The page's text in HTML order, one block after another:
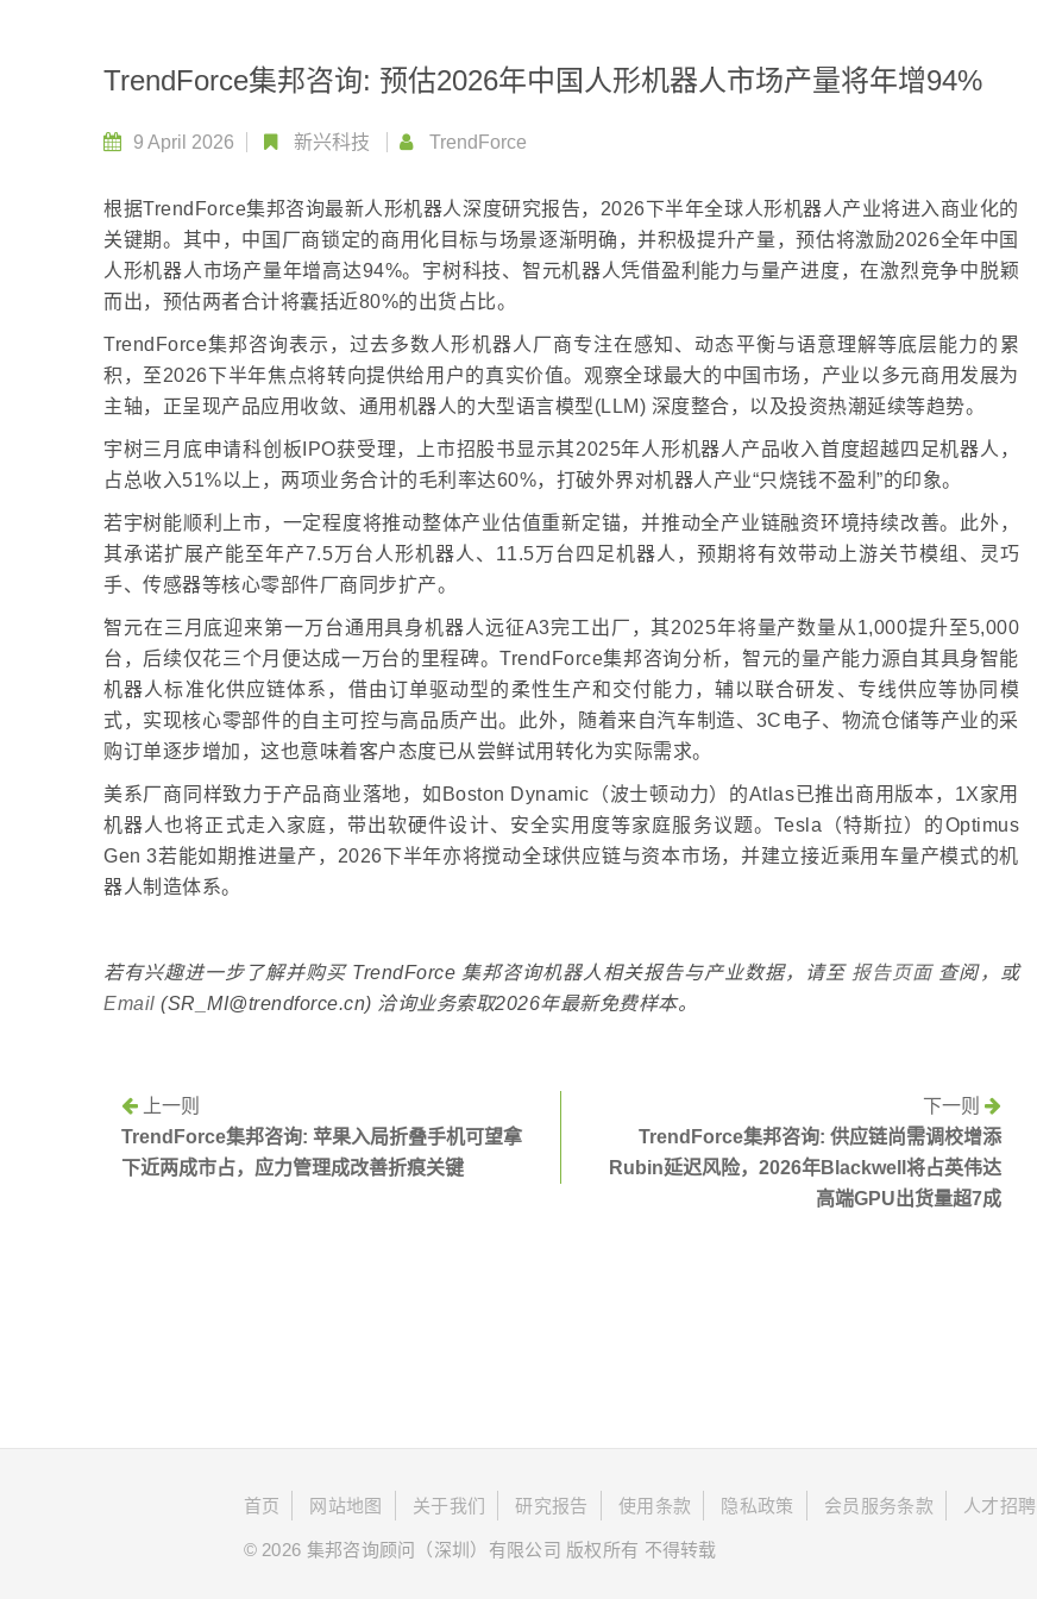
TrendForce集邦咨询: 预估2026年中国人形机器人市场产量将年增94%
9 April 2026 新兴科技 TrendForce
根据TrendForce集邦咨询最新人形机器人深度研究报告，2026下半年全球人形机器人产业将进入商业化的
关键期。其中，中国厂商锁定的商用化目标与场景逐渐明确，并积极提升产量，预估将激励2026全年中国
人形机器人市场产量年增高达94%。宇树科技、智元机器人凭借盈利能力与量产进度，在激烈竞争中脱颖
而出，预估两者合计将囊括近80%的出货占比。
TrendForce集邦咨询表示，过去多数人形机器人厂商专注在感知、动态平衡与语意理解等底层能力的累
积，至2026下半年焦点将转向提供给用户的真实价值。观察全球最大的中国市场，产业以多元商用发展为
主轴，正呈现产品应用收敛、通用机器人的大型语言模型(LLM) 深度整合，以及投资热潮延续等趋势。
宇树三月底申请科创板IPO获受理，上市招股书显示其2025年人形机器人产品收入首度超越四足机器人，
占总收入51%以上，两项业务合计的毛利率达60%，打破外界对机器人产业“只烧钱不盈利”的印象。
若宇树能顺利上市，一定程度将推动整体产业估值重新定锚，并推动全产业链融资环境持续改善。此外，
其承诺扩展产能至年产7.5万台人形机器人、11.5万台四足机器人，预期将有效带动上游关节模组、灵巧
手、传感器等核心零部件厂商同步扩产。
智元在三月底迎来第一万台通用具身机器人远征A3完工出厂，其2025年将量产数量从1,000提升至5,000
台，后续仅花三个月便达成一万台的里程碑。TrendForce集邦咨询分析，智元的量产能力源自其具身智能
机器人标准化供应链体系，借由订单驱动型的柔性生产和交付能力，辅以联合研发、专线供应等协同模
式，实现核心零部件的自主可控与高品质产出。此外，随着来自汽车制造、3C电子、物流仓储等产业的采
购订单逐步增加，这也意味着客户态度已从尝鲜试用转化为实际需求。
美系厂商同样致力于产品商业落地，如Boston Dynamic（波士顿动力）的Atlas已推出商用版本，1X家用
机器人也将正式走入家庭，带出软硬件设计、安全实用度等家庭服务议题。Tesla（特斯拉）的Optimus
Gen 3若能如期推进量产，2026下半年亦将搅动全球供应链与资本市场，并建立接近乘用车量产模式的机
器人制造体系。
若有兴趣进一步了解并购买 TrendForce 集邦咨询机器人相关报告与产业数据，请至 报告页面查阅，或
Email (SR_MI@trendforce.cn) 洽询业务索取2026年最新免费样本。
上一则
TrendForce集邦咨询: 苹果入局折叠手机可望拿
下近两成市占，应力管理成改善折痕关键
下一则
TrendForce集邦咨询: 供应链尚需调校增添
Rubin延迟风险，2026年Blackwell将占英伟达
高端GPU出货量超7成
首页 网站地图 关于我们 研究报告 使用条款 隐私政策 会员服务条款 人才招聘
© 2026 集邦咨询顾问（深圳）有限公司 版权所有 不得转载